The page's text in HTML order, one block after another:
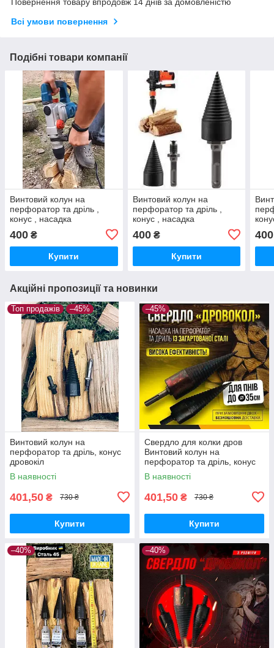
Повернення товару впродовж 14 днів за домовленістю
Всі умови повернення
Подібні товари компанії
Винтовий колун на
перфоратор та дріль ,
конус , насадка
400 ₴
Купити
Винтовий колун на
перфоратор та дріль ,
конус , насадка
400₴
Купити
400
Акційні пропозиції та новинки
Топ продажів –45%
Винтовий колун на
перфоратор та дріль, конус
дровокіл
В наявності
401,50 ₴ 730 ₴
Купити
–45%
Свердло для колки дров
Винтовий колун на
перфоратор та дріль, конус
дровокіл
В наявності
401,50 ₴ 730 ₴
Купити
–40% –40%